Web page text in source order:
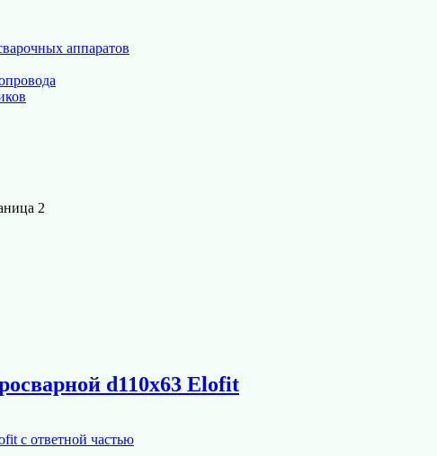
аппаратов
2
d110х63 Elofit